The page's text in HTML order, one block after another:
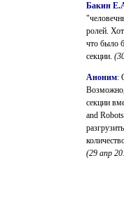
Бакин
ролей.
что было
секции. (
Аноним:
Возможно,
секции
and
(29 апр